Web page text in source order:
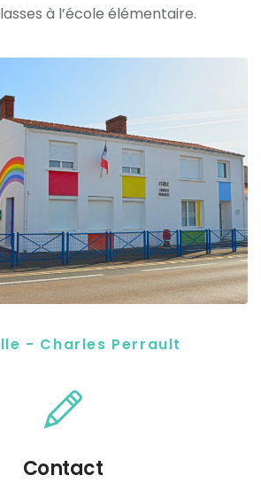
à l’école élémentaire.
- Charles Perrault
Contact